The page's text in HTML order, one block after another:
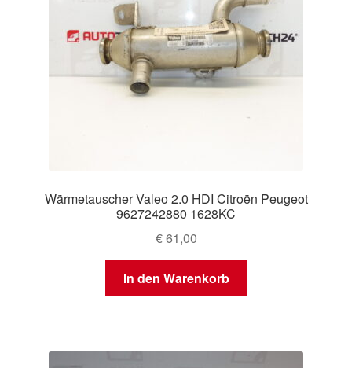
Wärmetauscher Valeo 2.0 HDI Citroën Peugeot
9627242880 1628KC
€61,00
In den Warenkorb